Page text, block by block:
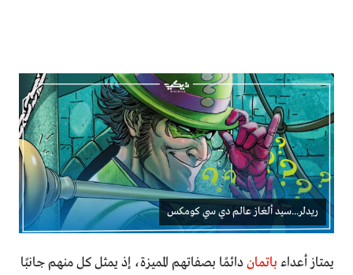
ريدلر...سيد ألغاز عالم دي سي كومكس
يمتاز أعداء باتماندائمًا بصفاتهم المميزة، إذ يمثل كل منهم جانبًا